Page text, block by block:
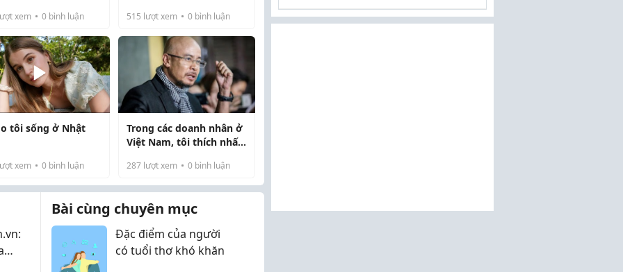
xem 0 bình luận 515 lượt xem 0bình luận
tôi sống ở Nhật
xem 0 bình luận
Trong các doanh nhân ở
Việt Nam, tôi thích nhất
287lượt xem 0bình luận
Bài cùng chuyên mục
Đặc điểm của người
có tuổi thơ khó khăn